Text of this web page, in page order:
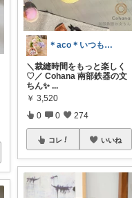
＊aco＊いつもありがとうございます♡
＼裁縫時間をもっと楽しく
♡／ Cohana 南部鉄器の文
ちん✨ ...
￥ 3,520
0 0 274
コレ いいね